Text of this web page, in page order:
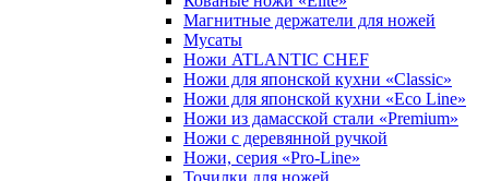
Магнитные держатели для ножей
Мусаты
Ножи ATLANTIC CHEF
Ножи для японской кухни «Classic»
Ножи для японской кухни «Eco Line»
Ножи из дамасской стали «Premium»
Ножи с деревянной ручкой
Ножи, серия «Pro-Line»
Точилки для ножей